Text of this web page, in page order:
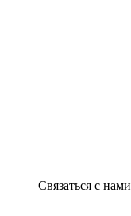
Связаться с нами